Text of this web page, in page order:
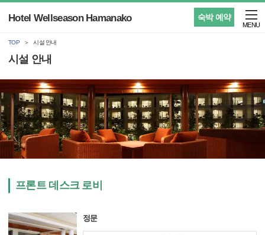
숙박 예약
Hotel Wellseason Hamanako
MENU
TOP 시설 안내
시설 안내
프론트 데스크 로비
정문